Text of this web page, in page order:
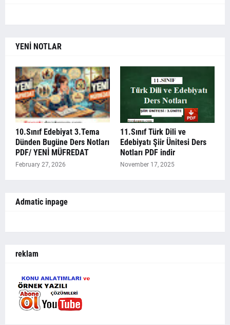
YENİ NOTLAR
10.Sınıf Edebiyat 3.Tema
Dünden Bugüne Ders Notları
PDF/ YENİ MÜFREDAT
February 27, 2026
11.Sınıf Türk Dili ve
Edebiyatı Şiir Ünitesi Ders
Notları PDF indir
November 17, 2025
Admatic inpage
reklam